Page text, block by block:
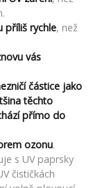
příliš rychle, než
vás
částice jako
těchto
přímo do
ozonu.
s UV paprsky
čističkách